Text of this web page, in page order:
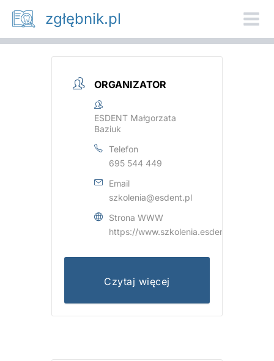
Przejdź
treści
zgłębnik.pl
ORGANIZATOR
ESDENT Małgorzata
Baziuk
Telefon
695 544 449
Email
szkolenia@esdent.pl
Strona WWW
https://www.szkolenia.esdent.pl/
Czytaj więcej